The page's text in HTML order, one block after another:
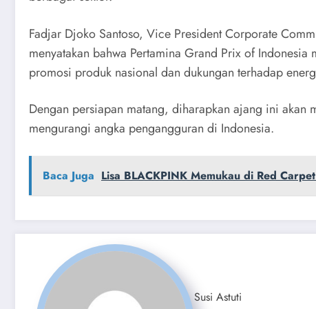
Fadjar Djoko Santoso, Vice President Corporate
menyatakan bahwa Pertamina Grand Prix of
promosi produk nasional dan dukungan terhadap
Dengan persiapan matang, diharapkan ajang ini
mengurangi angka pengangguran di Indonesia.
Baca Juga Lisa BLACKPINK Memukau di Red
Susi Astuti